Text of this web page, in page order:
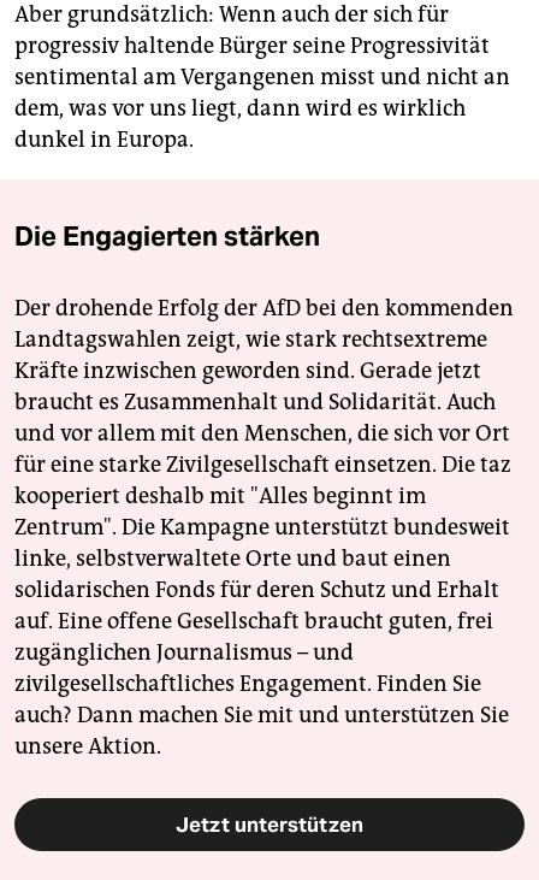
Aber grundsätzlich: Wenn auch der sich für
progressiv haltende Bürger seine Progressivität
sentimental am Vergangenen misst und nicht an
dem, was vor uns liegt, dann wird es wirklich
dunkel in Europa.
Die Engagierten stärken
Der drohende Erfolg der AfD bei den kommenden
Landtagswahlen zeigt, wie stark rechtsextreme
Kräfte inzwischen geworden sind. Gerade jetzt
braucht es Zusammenhalt und Solidarität. Auch
und vor allem mit den Menschen, die sich vor Ort
für eine starke Zivilgesellschaft einsetzen. Die taz
kooperiert deshalb mit "Alles beginnt im
Zentrum". Die Kampagne unterstützt bundesweit
linke, selbstverwaltete Orte und baut einen
solidarischen Fonds für deren Schutz und Erhalt
auf. Eine offene Gesellschaft braucht guten, frei
zugänglichen Journalismus – und
zivilgesellschaftliches Engagement. Finden Sie
auch? Dann machen Sie mit und unterstützen Sie
unsere Aktion.
Jetzt unterstützen